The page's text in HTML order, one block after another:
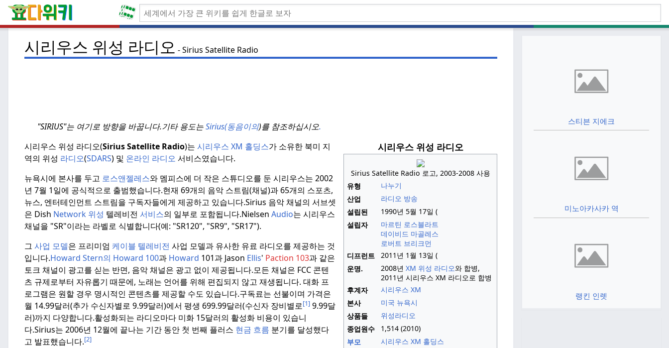
시리우스 위성 라디오 Sirius Satellite Radio
"SIRIUS"는 여기로 방향을 바꿉니다.기타 용도는Sirius(동음이의)를 참조하십시오.
시리우스 위성 라디오
Sirius Satellite Radio 로고, 2003-2008 사용
유형
나누기
산업
라디오 방송
설립된
1990년 5월 17일 (
설립자
마르틴 로스블라트
데이비드 마골레스
로버트 브리크먼
디프런트
2011년 1월 13일 (
운명.
2008년 XM 위성 라디오와 합병,
2011년 시리우스 XM 라디오로 합병
후계자
시리우스 XM
본사
미국 뉴욕시
상품들
위성라디오
종업원수
1,514 (2010)
부모
시리우스 XM 홀딩스
시리우스 위성 라디오(Sirius Satellite Radio)는 시리우스 XM 홀딩스가 소유한 북미 지
역의 위성 라디오(SDARS) 및 온라인 라디오 서비스였습니다.
뉴욕시에 본사를 두고 로스앤젤레스와 멤피스에 더 작은 스튜디오를 둔 시리우스는 2002
년 7월 1일에 공식적으로 출범했습니다.현재 69개의 음악 스트림(채널)과 65개의 스포츠,
뉴스, 엔터테인먼트 스트림을 구독자들에게 제공하고 있습니다.Sirius 음악 채널의 서브셋
은 Dish Network 위성 텔레비전 서비스의 일부로 포함됩니다.Nielsen Audio는 시리우스
채널을 "SR"이라는 라벨로 식별합니다(예: "SR120", "SR9", "SR17").
그 사업 모델은 프리미엄 케이블 텔레비전 사업 모델과 유사한 유료 라디오를 제공하는 것
입니다.Howard Stern의 Howard 100과 Howard 101과 Jason Ellis' Paction 103과 같은
토크 채널이 광고를 싣는 반면, 음악 채널은 광고 없이 제공됩니다.모든 채널은 FCC 콘텐
츠 규제로부터 자유롭기 때문에, 노래는 언어를 위해 편집되지 않고 재생됩니다. 대화 프
로그램은 원할 경우 명시적인 콘텐츠를 제공할 수도 있습니다.구독료는 선불이며 가격은
월 14.99달러(추가 수신자별로 9.99달러)에서 평생 699.99달러(수신자 장비별로[1] 9.99달
러)까지 다양합니다.활성화되는 라디오마다 미화 15달러의 활성화 비용이 있습니
다.Sirius는 2006년 12월에 끝나는 기간 동안 첫 번째 플러스 현금 흐름 분기를 달성했다
고 발표했습니다.[2]
스티븐 지에크
미노아카사카 역
랭킨 인렛